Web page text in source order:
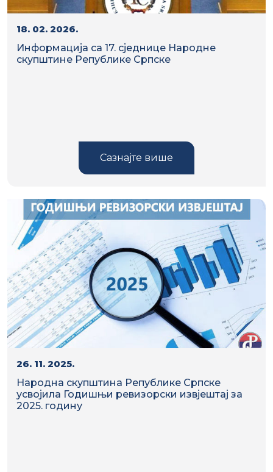
18. 02. 2026.
Информација са 17. сједнице Народне
скупштине Републике Српске
Сазнајте више
26. 11. 2025.
Народна скупштина Републике Српске
усвојила Годишњи ревизорски извјештај за
2025. годину